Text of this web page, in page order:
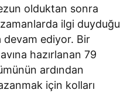
olduktan sonra
ilgi duyduğu
devam ediyor. Bir
hazırlanan 79
ardından
için kolları